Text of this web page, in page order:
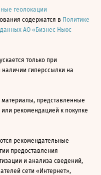
геолокации
содержатся в Политике
АО «Бизнес Ньюс
только при
наличии гиперссылки на
материалы, представленные
рекомендацией к покупке
рекомендательные
предоставления
и анализа сведений,
сети «Интернет»,